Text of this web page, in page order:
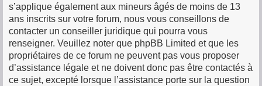
s’applique également aux mineurs âgés de moins de 13
ans inscrits sur votre forum, nous vous conseillons de
contacter un conseiller juridique qui pourra vous
renseigner. Veuillez noter que phpBB Limited et que les
propriétaires de ce forum ne peuvent pas vous proposer
d’assistance légale et ne doivent donc pas être contactés à
ce sujet, excepté lorsque l’assistance porte sur la question